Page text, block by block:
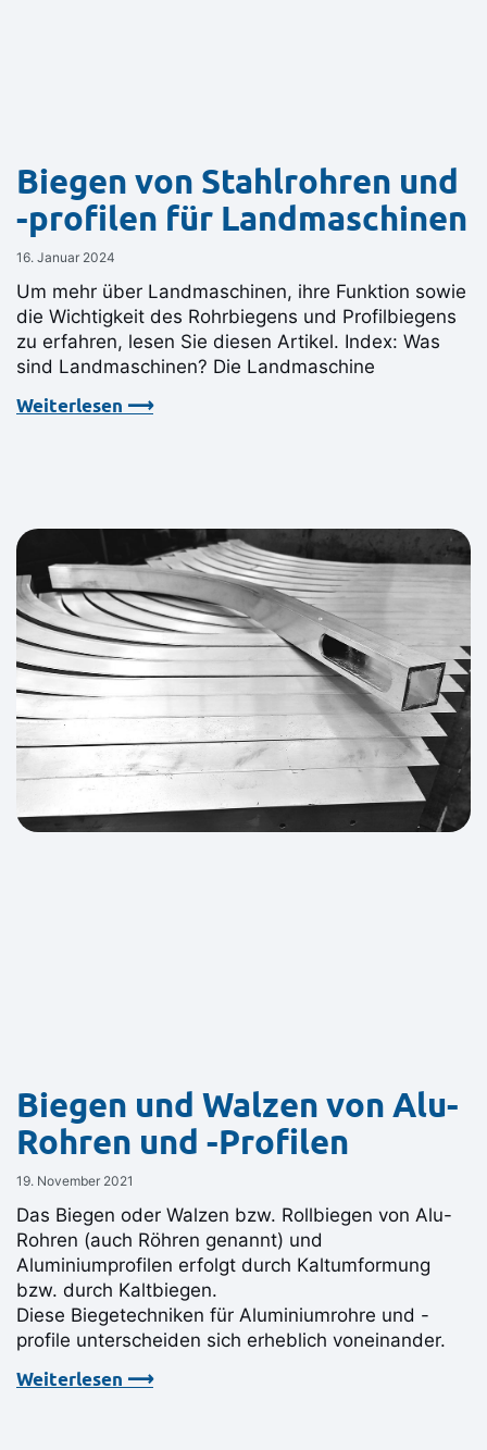
Biegen von Stahlrohren und
-profilen für Landmaschinen
16. Januar 2024
Um mehr über Landmaschinen, ihre Funktion sowie
die Wichtigkeit des Rohrbiegens und Profilbiegens
zu erfahren, lesen Sie diesen Artikel. Index: Was
sind Landmaschinen? Die Landmaschine
Weiterlesen ⟶
Biegen und Walzen von Alu-
Rohren und -Profilen
19. November 2021
Das Biegen oder Walzen bzw. Rollbiegen von Alu-
Rohren (auch Röhren genannt) und
Aluminiumprofilen erfolgt durch Kaltumformung
bzw. durch Kaltbiegen.
Diese Biegetechniken für Aluminiumrohre und -
profile unterscheiden sich erheblich voneinander.
Weiterlesen ⟶